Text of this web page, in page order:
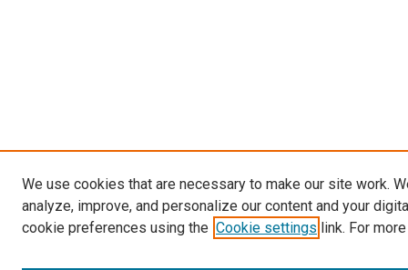
We use cookies that are necessary to make our site work.
analyze, improve, and personalize our content and your
cookie preferences using the Cookie settings link. For